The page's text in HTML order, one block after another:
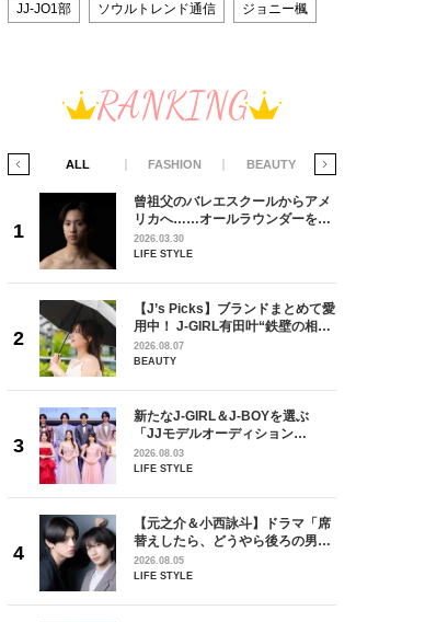
JJ-JO1部 ソウルトレンド通信 ジョニー楓
RANKING
ALL FASHION BEAUTY
曾祖父のバレエスクールからアメ
リカへ……オールラウンダーを目
指すダンサーは踊ることが好きす
ぎる【王子様の推しドコロ】
2026.03.30
LIFE STYLE
【J’s Picks】ブランドまとめて愛
用中！ J-GIRL有田叶“鉄壁の相
棒”〈ビューティ＆ファッション
夏の必需品〉
2026.08.07
BEAUTY
新たなJ-GIRL＆J-BOYを選ぶ
「JJモデルオーディション
2027」が募集開始！ 予選ブロッ
クは候補生の“魅力”を重視した
2026.08.03
LIFE STYLE
【元之介＆小西詠斗】ドラマ「席
替えしたら、どうやら後ろの男が
どうやら俺のこと好きらしい」放
送記念インタビュー♡ 「自然と詠
2026.08.05
LIFE STYLE